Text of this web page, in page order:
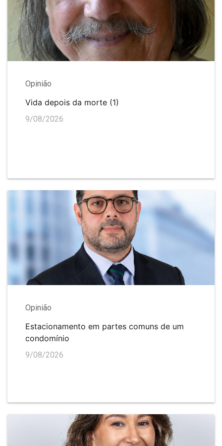
Opinião
Vida depois da morte (1)
9/08/2026
Opinião
Estacionamento em partes comuns de um
condomínio
9/08/2026